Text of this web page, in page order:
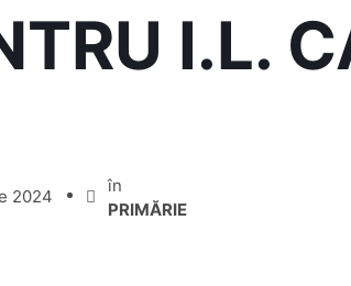
I.L.
2024
în
PRIMĂRIE